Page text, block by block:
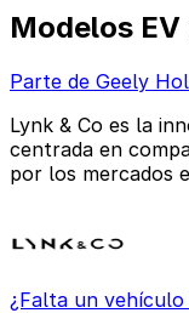
Modelos EV
Parte de Geely
Lynk & Co es la
centrada en
por los mercados
¿Falta un